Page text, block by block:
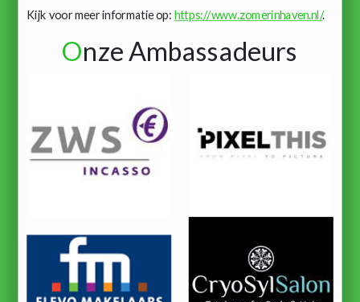
Kijk voor meer informatie op: https://www.zomerinhaven.nl/.
Onze Ambassadeurs